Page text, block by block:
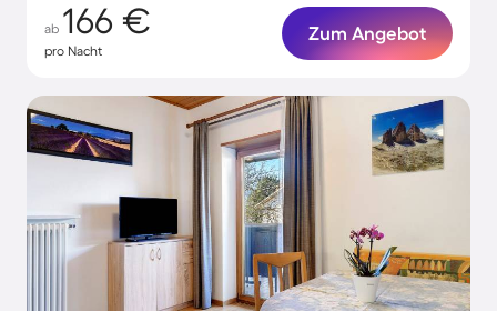
ab 166 €
pro Nacht
Zum Angebot